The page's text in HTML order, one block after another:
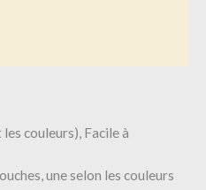
couleurs), Facile à
une selon les couleurs